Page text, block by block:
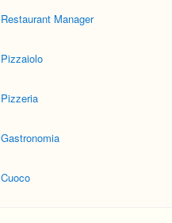
Restaurant Manager
Pizzaiolo
Pizzeria
Gastronomia
Cuoco